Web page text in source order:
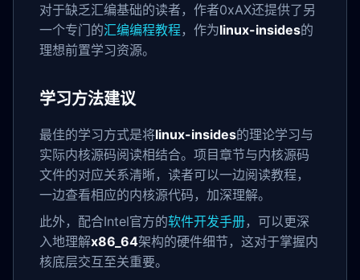
对于缺乏汇编基础的读者，作者0xAX还提供了另
一个专门的汇编编程教程 ，作为linux-insides的
理想前置学习资源。
学习方法建议
最佳的学习方式是将linux-insides的理论学习与
实际内核源码阅读相结合。项目章节与内核源码
文件的对应关系清晰，读者可以一边阅读教程，
一边查看相应的内核源代码，加深理解。
此外，配合Intel官方的软件开发手册，可以更深
入地理解x86_64架构的硬件细节，这对于掌握内
核底层交互至关重要。